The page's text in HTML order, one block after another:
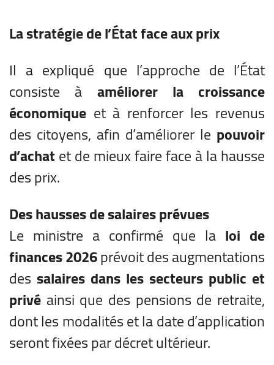
La stratégie de l’État face aux prix
Il a expliqué que l’approche de l’État
consiste à améliorer la croissance
économique et à renforcer les revenus
des citoyens, afin d’améliorer le pouvoir
d’achatet de mieux faire face à la hausse
des prix.
Des hausses de salaires prévues
Le ministre a confirmé que la loi de
finances 2026prévoit des augmentations
des salaires dans les secteurs public et
privé ainsi que des pensions de retraite,
dont les modalités et la date d’application
seront fixées par décret ultérieur.